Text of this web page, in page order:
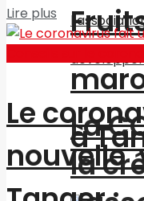
La
la
à
Lire plus
Le
nouvelle